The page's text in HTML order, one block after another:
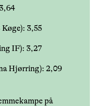
3,55
IF): 3,27
Hjørring): 2,09
på